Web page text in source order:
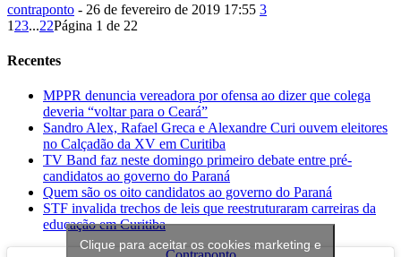
contraponto - 26 de fevereiro de 2019 17:55 3
1 23...22Página 1 de 22
Recentes
MPPR denuncia vereadora por ofensa ao dizer que colega
deveria “voltar para o Ceará”
Sandro Alex, Rafael Greca e Alexandre Curi ouvem eleitores
no Calçadão da XV em Curitiba
TV Band faz neste domingo primeiro debate entre pré-
candidatos ao governo do Paraná
Quem são os oito candidatos ao governo do Paraná
STF invalida trechos de leis que reestruturaram carreiras da
educação em Curitiba
Clique para aceitar os cookies marketing e